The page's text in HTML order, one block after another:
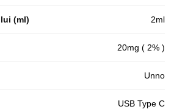
(ml) 2ml
20mg ( 2% )
Unno
USB Type C